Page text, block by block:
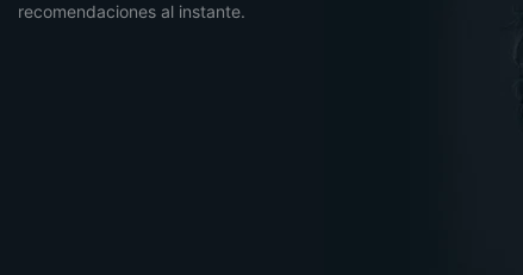
recomendaciones al instante.